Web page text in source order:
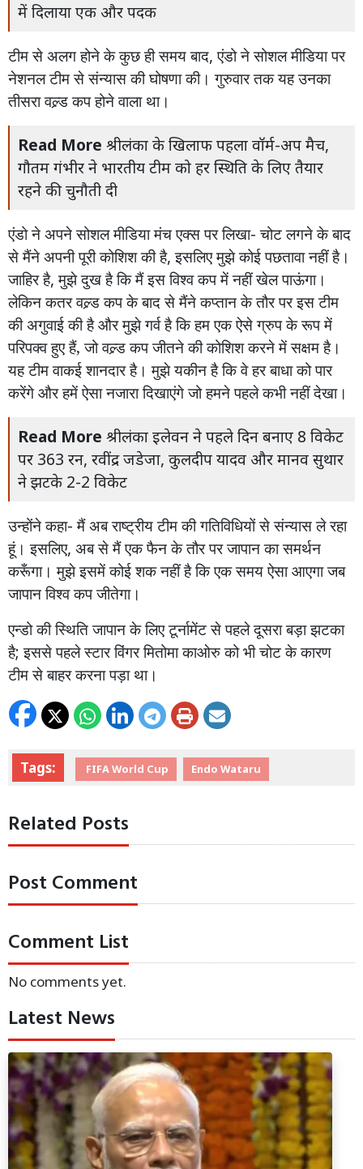
में दिलाया एक और पदक
टीमसेअलगहोनेकेकुछहीसमयबाद,एंडोनेसोशलमीडियापर
नेशनलटीमसेसंन्यासकीघोषणाकी। गुरुवारतकयहउनका
तीसरावल्र्डकपहोनेवाला था।
Read More श्रीलंका के खिलाफ पहला वॉर्म-अप मैच,
गौतम गंभीर ने भारतीय टीम को हर स्थिति के लिए तैयार
रहने की चुनौती दी
एंडोनेअपनेसोशलमीडियामंचएक्सपरलिखा-चोटलगनेकेबाद
सेमैंनेअपनीपूरीकोशिशकीहै,इसलिएमुझेकोईपछतावानहींहै।
जाहिरहै,मुझेदुखहैकिमैंइसविश्वकपमेंनहींखेलपाऊंगा।
लेकिनकतरवल्र्डकपकेबादसेमैंनेकप्तानकेतौरपरइसटीम
कीअगुवाईकीहैऔरमुझेगर्वहैकिहमएकऐसेग्रुपकेरूपमें
परिपक्वहुएहैं, जोवल्र्डकपजीतनेकीकोशिशकरनेमेंसक्षमहै।
यहटीमवाकईशानदारहै। मुझेयकीनहैकिवेहरबाधाकोपार
करेंगेऔरहमेंऐसानजारादिखाएंगेजोहमनेपहलेकभीनहींदेखा।
Read More श्रीलंका इलेवन ने पहले दिन बनाए 8 विकेट
पर 363 रन, रवींद्र जडेजा, कुलदीप यादव और मानव सुथार
ने झटके 2-2 विकेट
उन्होंनेकहा-मैंअबराष्ट्रीयटीमकीगतिविधियोंसेसंन्यासलेरहा
हूं। इसलिए, अबसेमैंएकफैनकेतौरपरजापानकासमर्थन
करूँगा। मुझेइसमेंकोईशकनहींहैकिएकसमयऐसाआएगाजब
जापानविश्वकपजीतेगा।
एन्डोकीस्थितिजापानकेलिएटूर्नामेंटसेपहलेदूसराबड़ाझटका
है;इससेपहलेस्टारविंगरमितोमाकाओरुकोभीचोटकेकारण
टीमसेबाहरकरनापड़ा था।
Tags: FIFA World Cup Endo Wataru
Related Posts
Post Comment
Comment List
No comments yet.
Latest News